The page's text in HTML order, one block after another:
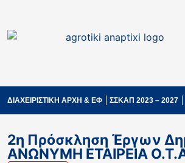
ΔΙΑΧΕΙΡΙΣΤΙΚΗ ΑΡΧΗ & ΕΦ ΣΣΚΑΠ 2023 – 2027
2η Πρόσκληση Έργων
ΑΝΩΝΥΜΗ ΕΤΑΙΡΕΙΑ